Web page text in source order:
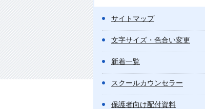
サイトマップ
文字サイズ・色合い変更
新着一覧
スクールカウンセラー
保護者向け配付資料